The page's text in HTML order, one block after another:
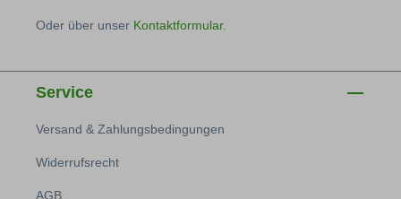
Oder über unser Kontaktformular.
Service
Versand & Zahlungsbedingungen
Widerrufsrecht
AGB